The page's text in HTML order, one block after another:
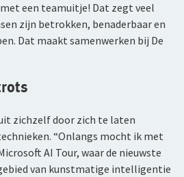
een teamuitje! Dat zegt veel
zijn betrokken, benaderbaar en
Dat maakt samenwerken bij De
zichzelf door zich te laten
“Onlangs mocht ik met
AI Tour, waar de nieuwste
van kunstmatige intelligentie